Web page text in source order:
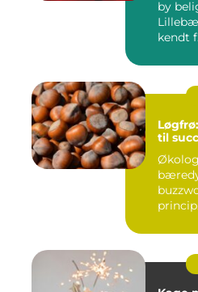
by
kendt
til